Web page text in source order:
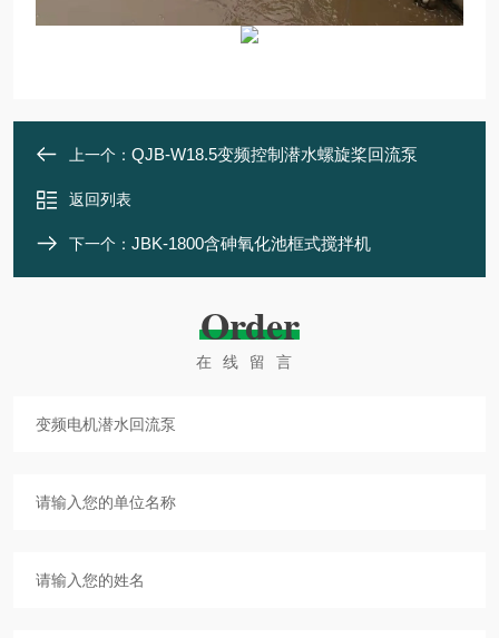
上一个： QJB-W18.5变频控制潜水螺旋桨回流泵
返回列表
下一个： JBK-1800含砷氧化池框式搅拌机
Order
在线留言